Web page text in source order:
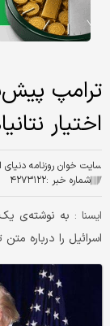
ترامپ
اختیار
سایت خوان روزنامه دنیای
شماره خبر :۴۲۷۳۱۲۲
ايسنا : به نوشته‌ی
اسرائیل را درباره